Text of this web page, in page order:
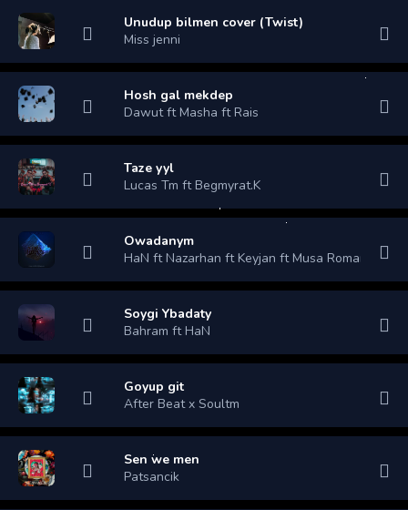
Unudup bilmen cover (Twist)
Miss jenni
Hosh gal mekdep
Dawut ft Masha ft Rais
Taze yyl
Lucas Tm ft Begmyrat.K
Owadanym
HaN ft Nazarhan ft Keyjan ft Musa Romantic
Soygi Ybadaty
Bahram ft HaN
Goyup git
After Beat x Soultm
Sen we men
Patsancik